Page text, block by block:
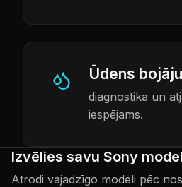
Ūdens
diagnostika un
iespējams.
Izvēlies savu Sony
Atrodi vajadzīgo modeli pēc